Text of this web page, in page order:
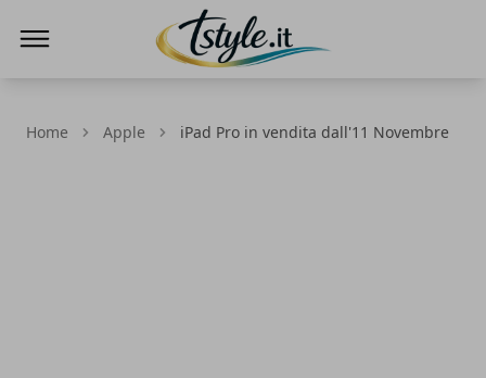
Home Apple iPad Pro in vendita dall'11 Novembre